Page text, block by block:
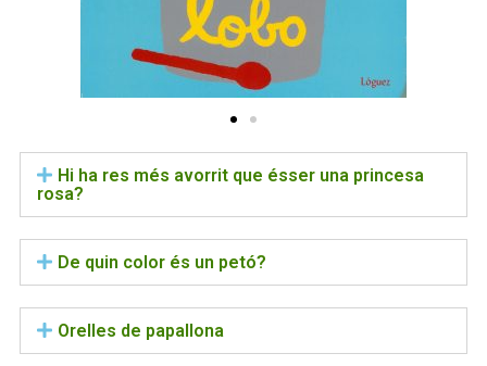
Hi ha res més avorrit que ésser una princesa
rosa?
De quin color és un petó?
Orelles de papallona